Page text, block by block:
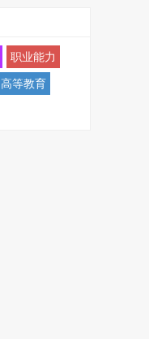
职业能力
高等教育